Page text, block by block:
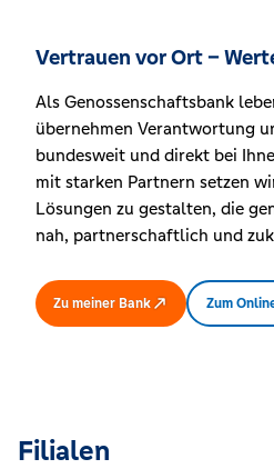
Vertrauen vor Ort –
Als Genossenschaftsbank
übernehmen Verantwortung
bundesweit und direkt bei
mit starken Partnern setzen
Lösungen zu gestalten, die
nah, partnerschaftlich und
Zu meiner Bank Zum
Filialen